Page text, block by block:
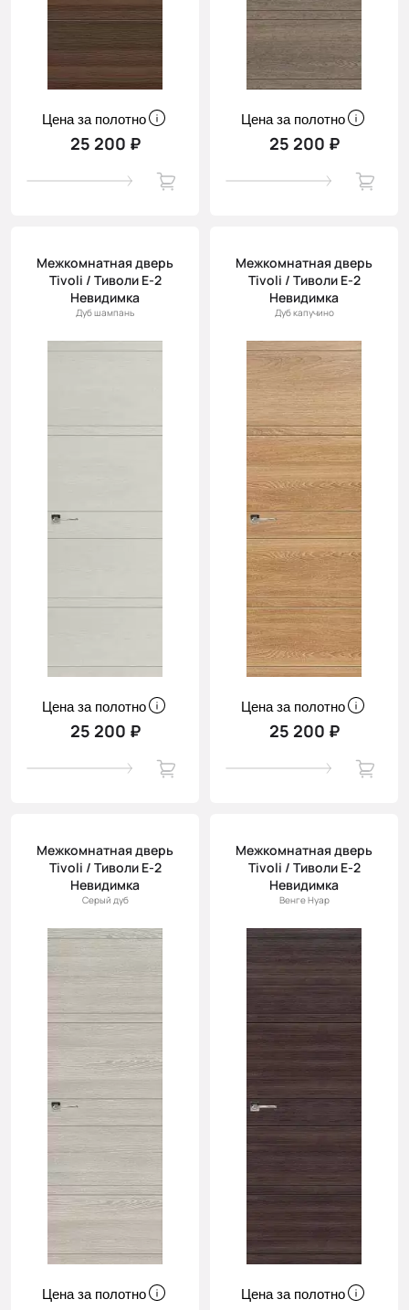
Цена за полотно
25 200 ₽
Цена за полотно
25 200 ₽
Межкомнатная дверь
Tivoli / Тиволи Е-2
Невидимка
Дуб шампань
Цена за полотно
25 200 ₽
Межкомнатная дверь
Tivoli / Тиволи Е-2
Невидимка
Дуб капучино
Цена за полотно
25 200 ₽
Межкомнатная дверь
Tivoli / Тиволи Е-2
Невидимка
Серый дуб
Цена за полотно
Межкомнатная дверь
Tivoli / Тиволи Е-2
Невидимка
Венге Нуар
Цена за полотно